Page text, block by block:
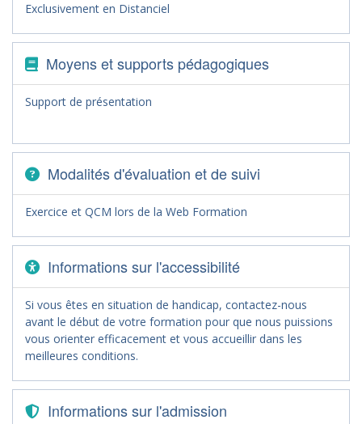
Exclusivement en Distanciel
Moyens et supports pédagogiques
Support de présentation
Modalités d'évaluation et de suivi
Exercice et QCM lors de la Web Formation
Informations sur l'accessibilité
Si vous êtes en situation de handicap, contactez-nous
avant le début de votre formation pour que nous puissions
vous orienter efficacement et vous accueillir dans les
meilleures conditions.
Informations sur l'admission